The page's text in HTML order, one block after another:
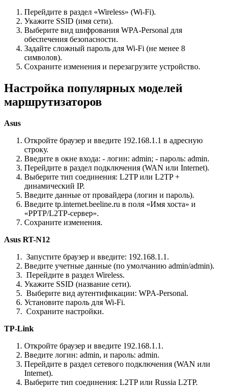
Перейдите в раздел «Wireless» (Wi-Fi).
Укажите SSID (имя сети).
Выберите вид шифрования WPA-Personal для
обеспечения безопасности.
Задайте сложный пароль для Wi-Fi (не менее 8
символов).
Сохраните изменения и перезагрузите устройство.
Настройка популярных моделей
маршрутизаторов
Asus
Откройте браузер и введите 192.168.1.1 в адресную
строку.
Введите в окне входа: - логин: admin; - пароль: admin.
Перейдите в раздел подключения (WAN или Internet).
Выберите тип соединения: L2TP или L2TP +
динамический IP.
Введите данные от провайдера (логин и пароль).
Введите tp.internet.beeline.ru в поля «Имя хоста» и
«PPTP/L2TP-сервер».
Сохраните изменения.
Asus RT-N12
Запустите браузер и введите: 192.168.1.1.
Введите учетные данные (по умолчанию admin/admin).
Перейдите в раздел Wireless.
Укажите SSID (название сети).
Выберите вид аутентификации: WPA-Personal.
Установите пароль для Wi-Fi.
Сохраните настройки.
TP-Link
Откройте браузер и введите 192.168.1.1.
Введите логин: admin, и пароль: admin.
Перейдите в раздел сетевого подключения (WAN или
Internet).
Выберите тип соединения: L2TP или Russia L2TP.